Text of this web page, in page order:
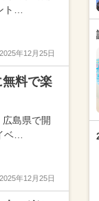
ト…
2025年12月25日
無料で楽
島県で開
ベ…
2025年12月25日